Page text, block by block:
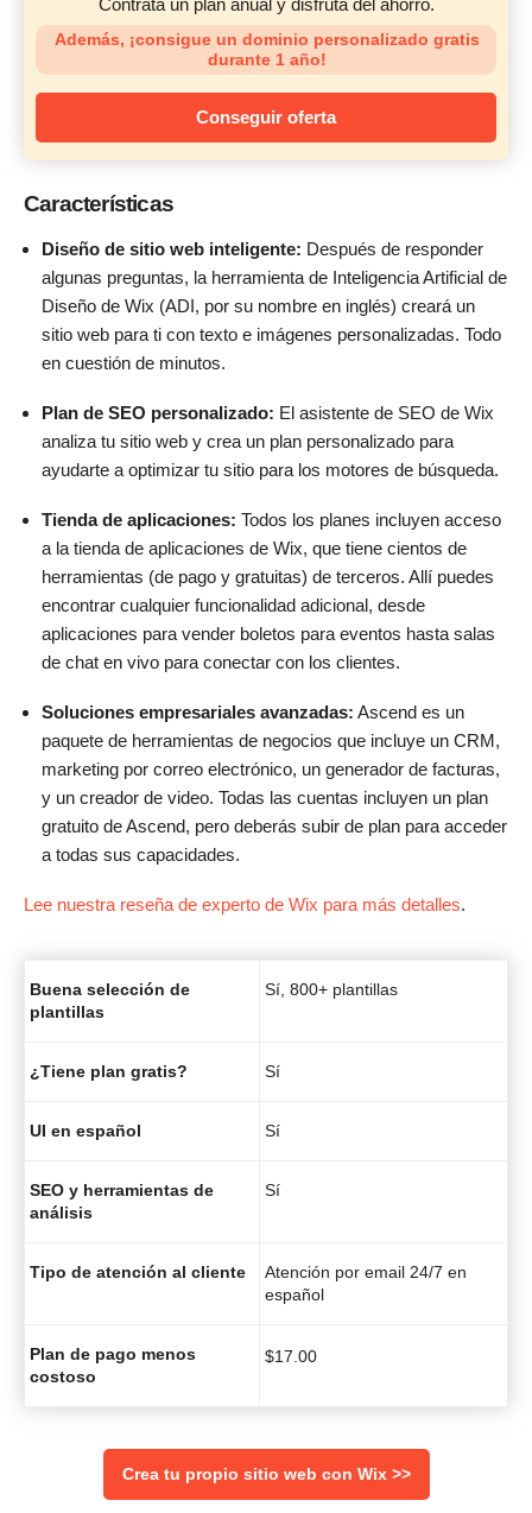
Además, ¡consigue un dominio personalizado gratis
durante 1 año!
Conseguir oferta
Características
Diseño de sitio web inteligente: Después de responder
algunas preguntas, la herramienta de Inteligencia Artificial de
Diseño de Wix (ADI, por su nombre en inglés) creará un
sitio web para ti con texto e imágenes personalizadas. Todo
en cuestión de minutos.
Plan de SEO personalizado: El asistente de SEO de Wix
analiza tu sitio web y crea un plan personalizado para
ayudarte a optimizar tu sitio para los motores de búsqueda.
Tienda de aplicaciones: Todos los planes incluyen acceso
a la tienda de aplicaciones de Wix, que tiene cientos de
herramientas (de pago y gratuitas) de terceros. Allí puedes
encontrar cualquier funcionalidad adicional, desde
aplicaciones para vender boletos para eventos hasta salas
de chat en vivo para conectar con los clientes.
Soluciones empresariales avanzadas: Ascend es un
paquete de herramientas de negocios que incluye un CRM,
marketing por correo electrónico, un generador de facturas,
y un creador de video. Todas las cuentas incluyen un plan
gratuito de Ascend, pero deberás subir de plan para acceder
a todas sus capacidades.
Lee nuestra reseña de experto de Wix para más detalles.
Buena selección de
plantillas
Sí, 800+ plantillas
¿Tiene plan gratis? Sí
UI en español Sí
SEO y herramientas de
análisis
Sí
Tipo de atención al cliente
Atención por email 24/7 en
español
Plan de pago menos
costoso
$17.00
Crea tu propio sitio web con Wix >>